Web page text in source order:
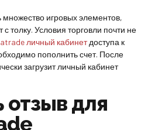
множество игровых элементов,
толку. Условия торговли почти не
личный кабинетдоступа к
пополнить счет. После
загрузит личный кабинет
отзыв для